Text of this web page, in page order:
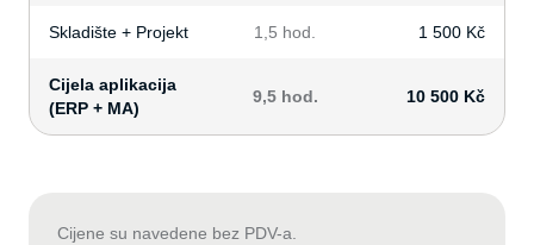
Skladište + Projekt 1,5 hod. 1 500 Kč
Cijela aplikacija
(ERP + MA)
9,5 hod. 10 500 Kč
Cijene su navedene bez PDV-a.